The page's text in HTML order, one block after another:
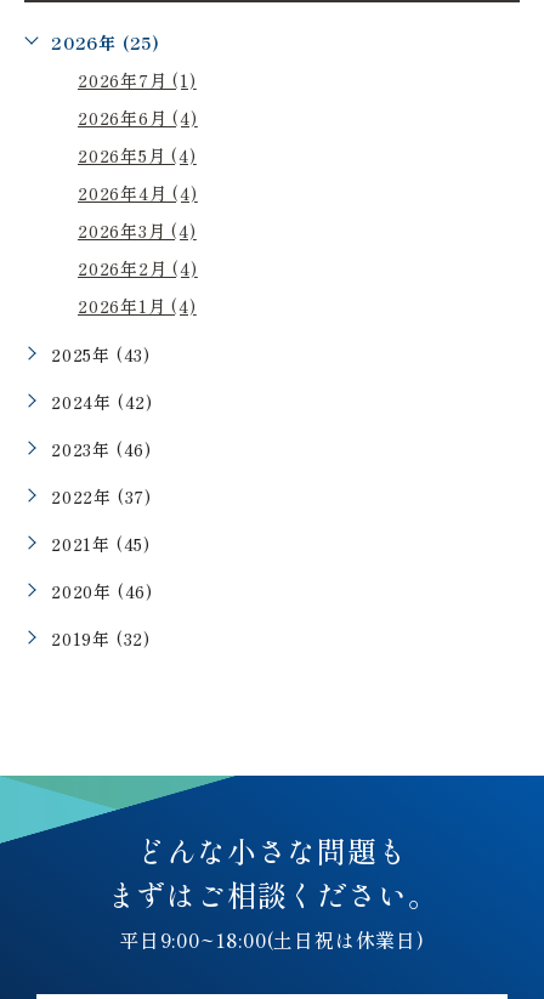
2026年 (25)
2026年7月 (1)
2026年6月 (4)
2026年5月 (4)
2026年4月 (4)
2026年3月 (4)
2026年2月 (4)
2026年1月 (4)
2025年 (43)
2024年 (42)
2023年 (46)
2022年 (37)
2021年 (45)
2020年 (46)
2019年 (32)
どんな小さな問題も
まずはご相談ください。
平日9:00~18:00(土日祝は休業日)